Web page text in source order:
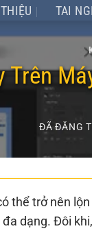
TAI
Trên
ĐÃ ĐĂNG
thể trở nên
dạng. Đôi